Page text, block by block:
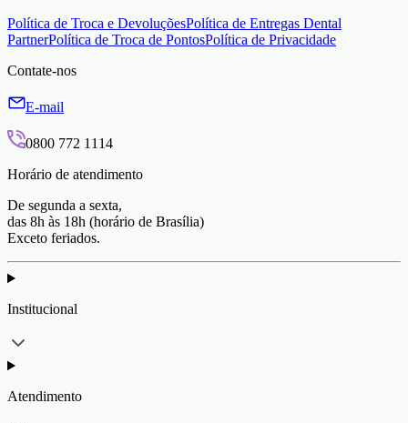
Política de Troca e DevoluçõesPolítica de Entregas Dental
PartnerPolítica de Troca de PontosPolítica de Privacidade
Contate-nos
E-mail
0800 772 1114
Horário de atendimento
De segunda a sexta,
das 8h às 18h (horário de Brasília)
Exceto feriados.
Institucional
Atendimento